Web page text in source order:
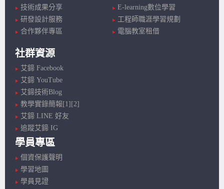
技術成果分享
研發設計服務
合作夥伴專區
E-learning數位學習
工程師職涯學習規劃
電腦教室租借
社群資源
艾鍗 Facebook
艾鍗 YouTube
艾鍗技術Blog
教學實錄簡報[1] [2]
艾鍗 LINE 好友
追蹤艾鍗 IG
學員專區
個資保護聲明
學習地圖
學員見證